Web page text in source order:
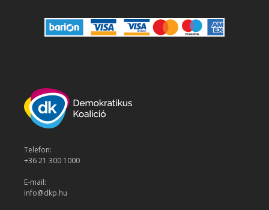
Telefon:
+36 21 300 1000
E-mail:
info@dkp.hu